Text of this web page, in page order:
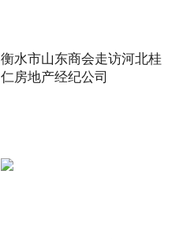
衡水市山东商会走访河北桂
仁房地产经纪公司